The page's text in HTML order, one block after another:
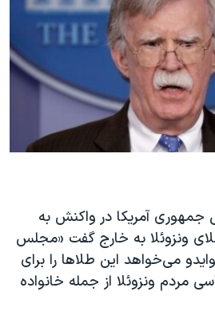
۲۰۲۴
رهبری ایران
آمریکا در واکنش به
ونزوئلا به خارج گفت «مجلس
می‌خواهد این طلاها را برای
مردم ونزوئلا از جمله خانواده